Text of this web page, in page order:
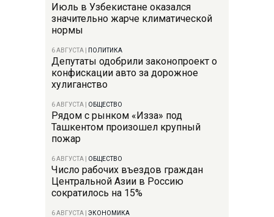
Июль в Узбекистане оказался
значительно жарче климатической
нормы
6 АВГУСТА ПОЛИТИКА
Депутаты одобрили законопроект о
конфискации авто за дорожное
хулиганство
6 АВГУСТА ОБЩЕСТВО
Рядом с рынком «Изза» под
Ташкентом произошел крупный
пожар
6 АВГУСТА ОБЩЕСТВО
Число рабочих въездов граждан
Центральной Азии в Россию
сократилось на 15%
6 АВГУСТА ЭКОНОМИКА